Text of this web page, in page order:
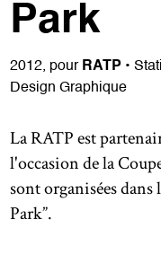
Park
2012, pour RATP •
Design Graphique
La RATP est
l'occasion de la
sont organisées dans
Park”.